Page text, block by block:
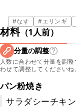
ン粉をのせ、オーブン
切りのナスとエリンギ
応えがありますよ。パ
非作ってみてくださいね
#なす #エリンギ
材料（1人前）
分量の調整
人数に合わせて分量を調
わせて調整してくださいね
パン粉焼き
サラダシーチキン